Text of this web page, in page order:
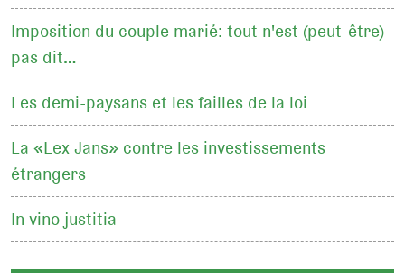
Imposition du couple marié: tout n'est (peut-être)
pas dit…
Les demi-paysans et les failles de la loi
La «Lex Jans» contre les investissements
étrangers
In vino justitia